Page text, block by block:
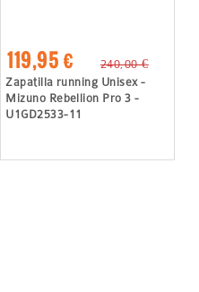
119,95 €
240,00 €
Zapatilla running Unisex -
Mizuno Rebellion Pro 3 -
U1GD2533-11